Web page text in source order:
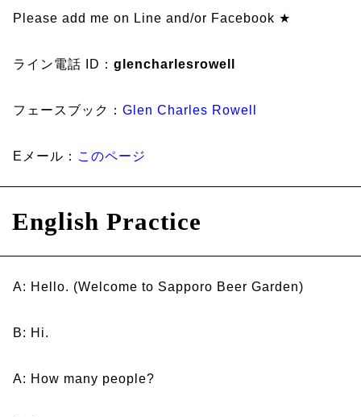
Please add me on Line and/or Facebook ★
ライン電話 ID： glencharlesrowell
フェースブック： Glen Charles Rowell
Eメール： このページ
English Practice
A: Hello. (Welcome to Sapporo Beer Garden)
B: Hi.
A: How many people?